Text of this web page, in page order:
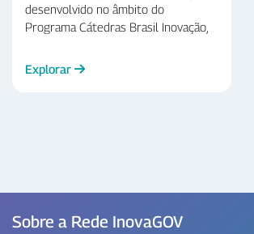
desenvolvido no âmbito do
Programa Cátedras Brasil Inovação,
organizado pelo Laboratório de
Inovação em Governo - GNova da
Explorar
Sobre a Rede InovaGOV